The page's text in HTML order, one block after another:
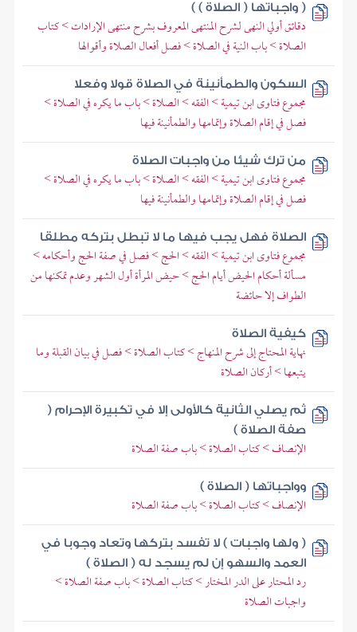
( واجباتها ( الصلاة ) )
دقائق أولي النهى لشرح المنتهى المعروف بشرح منتهى الإرادات > كتاب
الصلاة > باب النية في الصلاة > فصل أفعال الصلاة وأقوالها
السكون والطمأنينة في الصلاة قولا وفعلا
مجموع فتاوى ابن تيمية > الفقه > الصلاة > باب ما يكره في الصلاة >
فصل في إقام الصلاة وإتمامها والطمأنينة فيها
من ترك شيئا من واجبات الصلاة
مجموع فتاوى ابن تيمية > الفقه > الصلاة > باب ما يكره في الصلاة >
فصل في إقام الصلاة وإتمامها والطمأنينة فيها
الصلاة فهل يجب فيها ما لا تبطل بتركه مطلقا
مجموع فتاوى ابن تيمية > الفقه > الحج > فصل في صفة الحج وأحكامه >
مسألة أحكام الحيض أيام الحج > حيض المرأة أول الشهر وعدم تمكنها من
الطواف إلا حائضة
كيفية الصلاة
نهاية المحتاج إلى شرح المنهاج > كتاب الصلاة > فصل في بيان القبلة وما
يتبعها > أركان الصلاة
ثم يصلي الثانية كالأولى إلا في تكبيرة الإحرام (
صفة الصلاة )
الإنصاف > كتاب الصلاة > باب صفة الصلاة
وواجباتها ( الصلاة )
الإنصاف > كتاب الصلاة > باب صفة الصلاة
( ولها واجبات ) لا تفسد بتركها وتعاد وجوبا في
العمد والسهو إن لم يسجد له ( الصلاة )
رد المحتار على الدر المختار > كتاب الصلاة > باب صفة الصلاة >
واجبات الصلاة